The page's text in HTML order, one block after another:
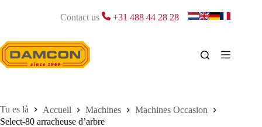
Contact us +31 488 44 28 28
Accueil Machines
Machines Occasion
Select-80 arracheuse d’arbre